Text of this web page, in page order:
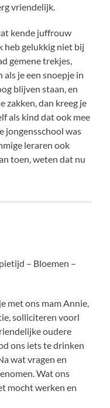
vriendelijk.
kende juffrouw
heb gelukkig niet bij
gemene trekjes,
je een snoepje in
blijven staan, en
zakken, dan kreeg je
als kind dat ook mee
jongensschool was
leraren ook
toen, weten dat nu
– Bloemen –
met ons mam Annie,
solliciteren voorl
oudere
ons iets te drinken
wat vragen en
Wat ons
mocht werken en